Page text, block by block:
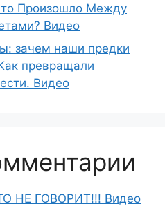
Произошло Между
Видео
зачем наши предки
превращали
Видео
НЕ ГОВОРИТ!!! Видео